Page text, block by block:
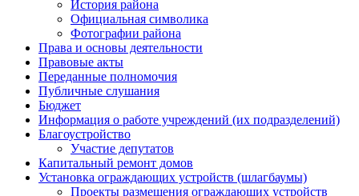
История района
Официальная символика
Фотографии района
Права и основы деятельности
Правовые акты
Переданные полномочия
Публичные слушания
Бюджет
Информация о работе учреждений (их подразделений)
Благоустройство
Участие депутатов
Капитальный ремонт домов
Установка ограждающих устройств (шлагбаумы)
Проекты размещения ограждающих устройств